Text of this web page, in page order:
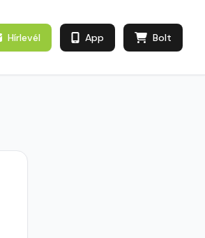
Hírlevél App Bolt